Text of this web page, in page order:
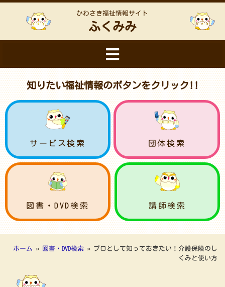
かわさき福祉情報サイト
ふくみみ
知りたい福祉情報のボタンをクリック!!
サービス検索 団体検索
図書・DVD検索 講師検索
ホーム » 図書・DVD検索 » プロとして知っておきたい！介護保険のし
くみと使い方